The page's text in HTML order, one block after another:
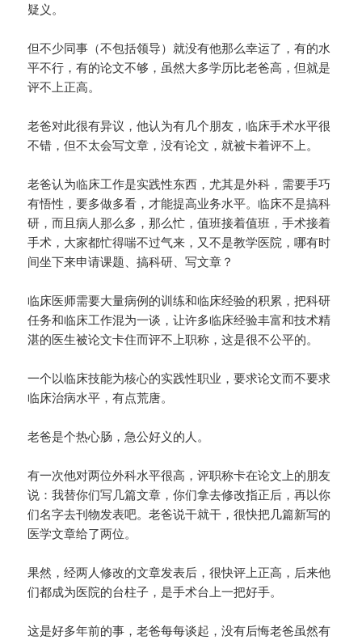
疑义。
但不少同事（不包括领导）就没有他那么幸运了，有的水
平不行，有的论文不够，虽然大多学历比老爸高，但就是
评不上正高。
老爸对此很有异议，他认为有几个朋友，临床手术水平很
不错，但不太会写文章，没有论文，就被卡着评不上。
老爸认为临床工作是实践性东西，尤其是外科，需要手巧
有悟性，要多做多看，才能提高业务水平。临床不是搞科
研，而且病人那么多，那么忙，值班接着值班，手术接着
手术，大家都忙得喘不过气来，又不是教学医院，哪有时
间坐下来申请课题、搞科研、写文章？
临床医师需要大量病例的训练和临床经验的积累，把科研
任务和临床工作混为一谈，让许多临床经验丰富和技术精
湛的医生被论文卡住而评不上职称，这是很不公平的。
一个以临床技能为核心的实践性职业，要求论文而不要求
临床治病水平，有点荒唐。
老爸是个热心肠，急公好义的人。
有一次他对两位外科水平很高，评职称卡在论文上的朋友
说：我替你们写几篇文章，你们拿去修改指正后，再以你
们名字去刊物发表吧。老爸说干就干，很快把几篇新写的
医学文章给了两位。
果然，经两人修改的文章发表后，很快评上正高，后来他
们都成为医院的台柱子，是手术台上一把好手。
这是好多年前的事，老爸每每谈起，没有后悔老爸虽然有